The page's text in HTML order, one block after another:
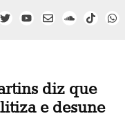
diz que
e desune